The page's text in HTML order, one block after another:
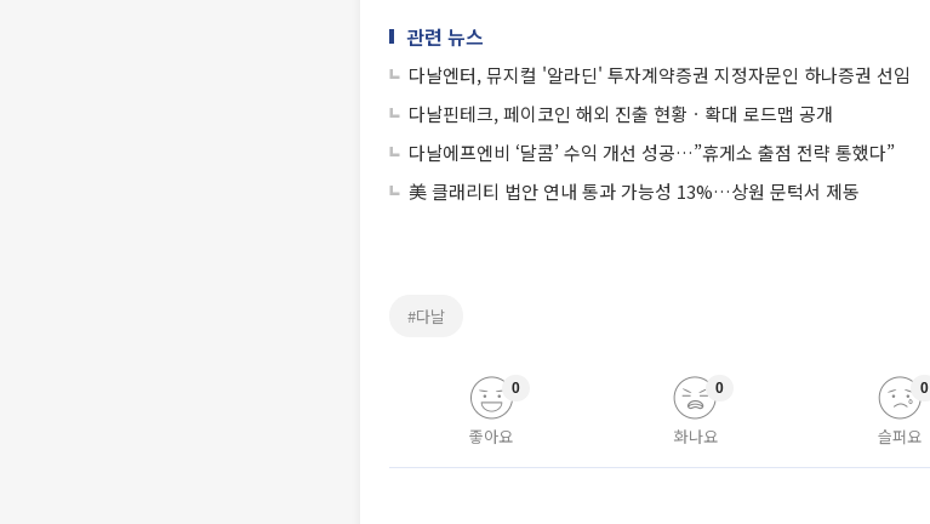
관련 뉴스
다날엔터, 뮤지컬 '알라딘' 투자계약증권 지정자문인 하나증권 선임
다날핀테크, 페이코인 해외 진출 현황ㆍ확대 로드맵 공개
다날에프엔비 ‘달콤’ 수익 개선 성공…”휴게소 출점 전략 통했다”
美 클래리티 법안 연내 통과 가능성 13%…상원 문턱서 제동
#다날
좋아요
0
화나요
0
슬퍼요
0